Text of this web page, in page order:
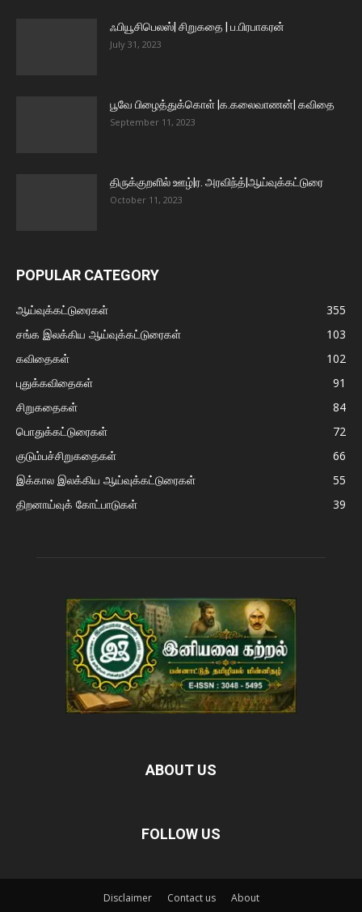
ஃபியூசிபெலஸ்| சிறுகதை | ப.பிரபாகரன்
July 31, 2023
பூவே பிழைத்துக்கொள் |க.கலைவாணன்| கவிதை
September 11, 2023
திருக்குறளில் ஊழ்|ர. அரவிந்த்|ஆய்வுக்கட்டுரை
October 11, 2023
POPULAR CATEGORY
ஆய்வுக்கட்டுரைகள்
355
சங்க இலக்கிய ஆய்வுக்கட்டுரைகள்
103
கவிதைகள்
102
புதுக்கவிதைகள்
91
சிறுகதைகள்
84
பொதுக்கட்டுரைகள்
72
குடும்பச்சிறுகதைகள்
66
இக்கால இலக்கிய ஆய்வுக்கட்டுரைகள்
55
திறனாய்வுக் கோட்பாடுகள்
39
ABOUT US
FOLLOW US
Disclaimer Contact us About